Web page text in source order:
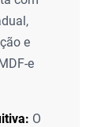
e
e
O